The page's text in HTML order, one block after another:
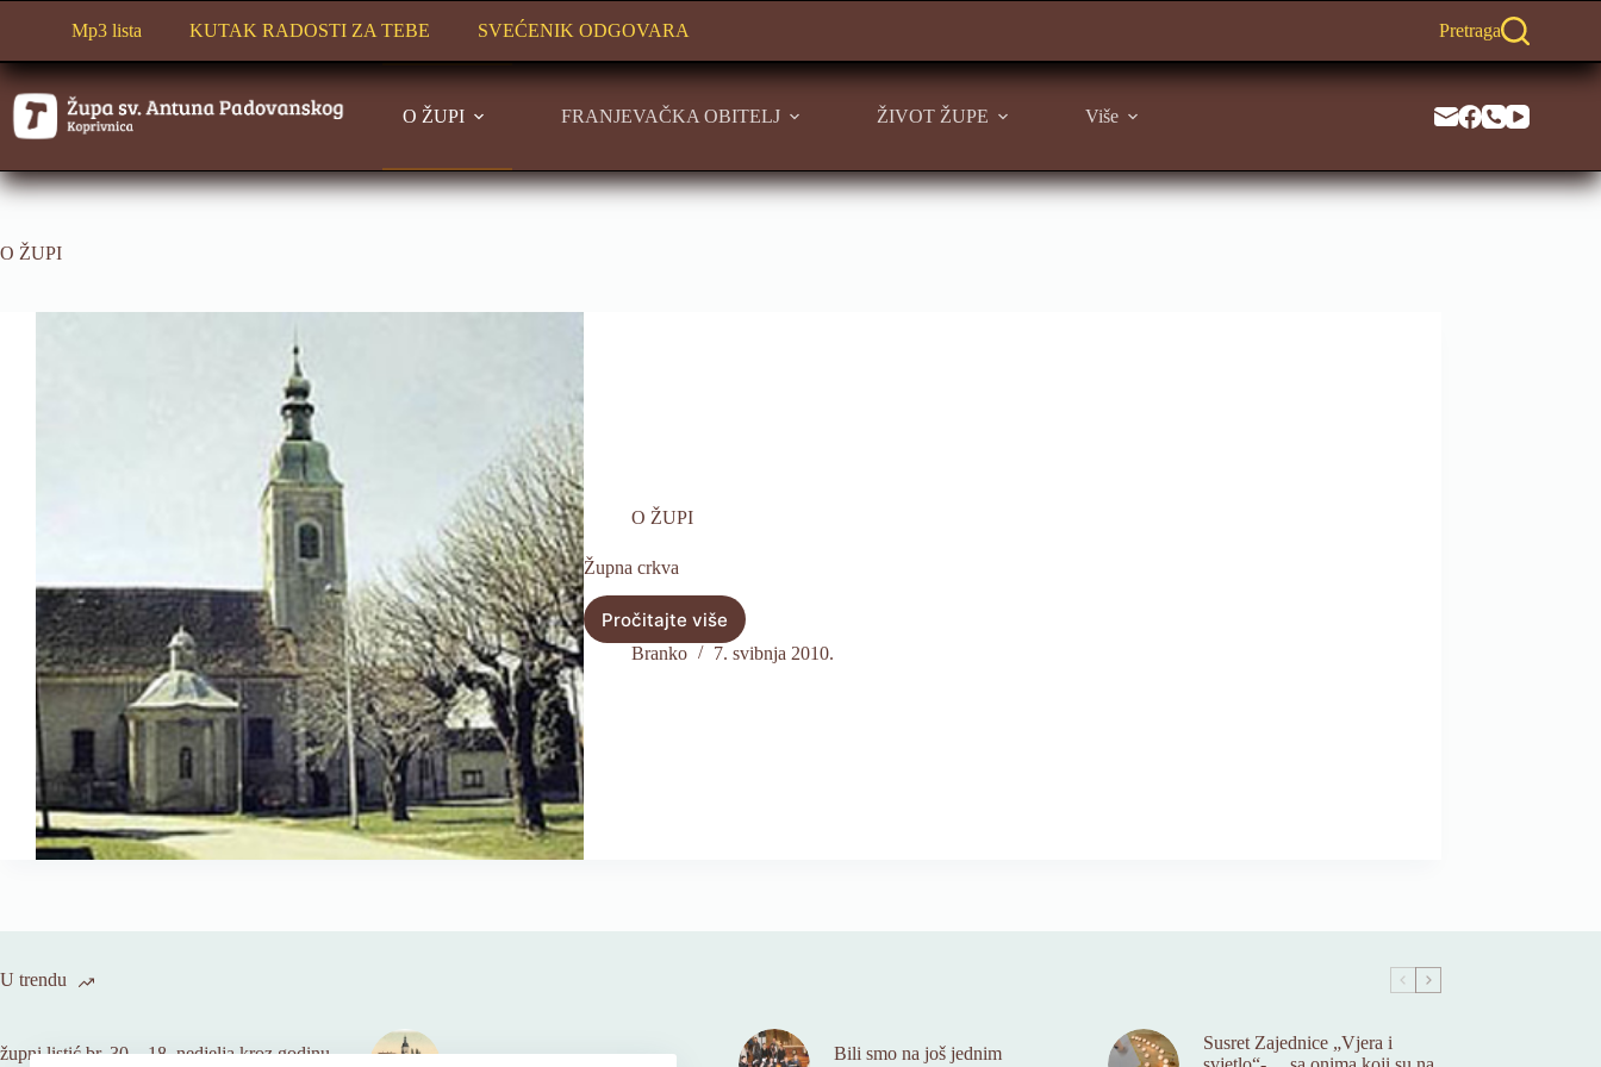
Mp3 lista KUTAK RADOSTI ZA TEBE SVEĆENIK ODGOVARA Pretraga
O ŽUPI FRANJEVAČKA OBITELJ ŽIVOT ŽUPE Više
O ŽUPI
O ŽUPI
Župna crkva
Pročitajte više
Župna
crkva
Branko 7. svibnja 2010.
U trendu
župni listić br. 30 – 18. nedjelja kroz godinu
Bili smo na još jednim
Susret Zajednice „Vjera i